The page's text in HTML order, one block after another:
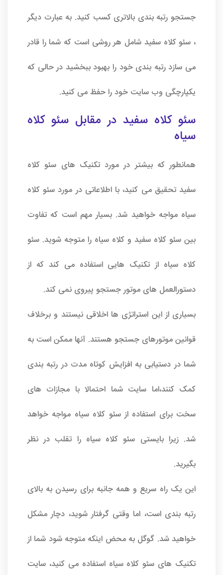
جستجو رتبه بندی بالاتری کسب کنید. به عبارت دیگر
، سئو کلاه سفید شامل هر روشی است که شما را قادر
می سازد رتبه بندی خود را بهبود ببخشید در حالی که
یکپارچگی وب سایت خود را حفظ می کنید.
سئو کلاه سفید در مقابل سئو کلاه
سیاه
همانطور که بیشتر در مورد تکنیک های سئو کلاه
سفید تحقیق می کنید، با اطلاعاتی در مورد سئو کلاه
سیاه مواجه خواهید شد. بسیار مهم است که تفاوت
بین سئو کلاه سفید و کلاه سیاه را متوجه شوید. سئو
کلاه سیاه از تکنیک هایی استفاده می کند که از
دستورالعمل های موتور جستجو پیروی نمی کند.
بسیاری از این استراتژی ها اخلاقی نیستند و برخلاف
قوانین موتورهای جستجو هستند. آنها ممکن است به
شما در دستیابی به افزایش کوتاه مدت در رتبه بندی
کمک کنند،اما سایت شما احتمالا با مجازات های
سخت برای استفاده از سئو کلاه سیاه مواجه خواهد
شد. زیرا بایستی سئو کلاه سیاه را تقلب در نظر
بگیرید.
این یک راه سریع و همه جانبه برای رسیدن به بالای
رتبه بندی است، اما وقتی گرفتار شوید، دچار مشکل
خواهید شد. گوگل به محض اینکه متوجه شود شما از
تکنیک های سئو کلاه سیاه استفاده می کنید، سایت